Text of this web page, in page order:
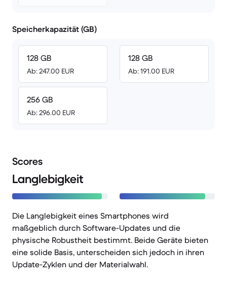
Speicherkapazität (GB)
128 GB
Ab: 247.00 EUR
256 GB
Ab: 296.00 EUR
128 GB
Ab: 191.00 EUR
Scores
Langlebigkeit
Die Langlebigkeit eines Smartphones wird
maßgeblich durch Software-Updates und die
physische Robustheit bestimmt. Beide Geräte bieten
eine solide Basis, unterscheiden sich jedoch in ihren
Update-Zyklen und der Materialwahl.